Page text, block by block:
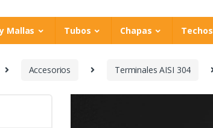
Mallas Tubos Chapas Techos
Accesorios Terminales AISI 304